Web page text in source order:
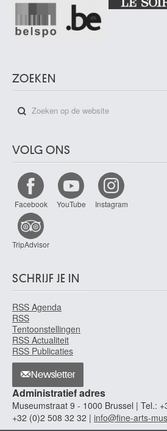
ZOEKEN
VOLG ONS
Facebook YouTube Instagram
TripAdvisor
SCHRIJF JE IN
RSS Agenda
RSS
Tentoonstellingen
RSS Actualiteit
RSS Publicaties
Newsletter
Administratief adres
Museumstraat 9 - 1000 Brussel | Tel.:
+32 (0)2 508 32 32 | info@fine-arts-